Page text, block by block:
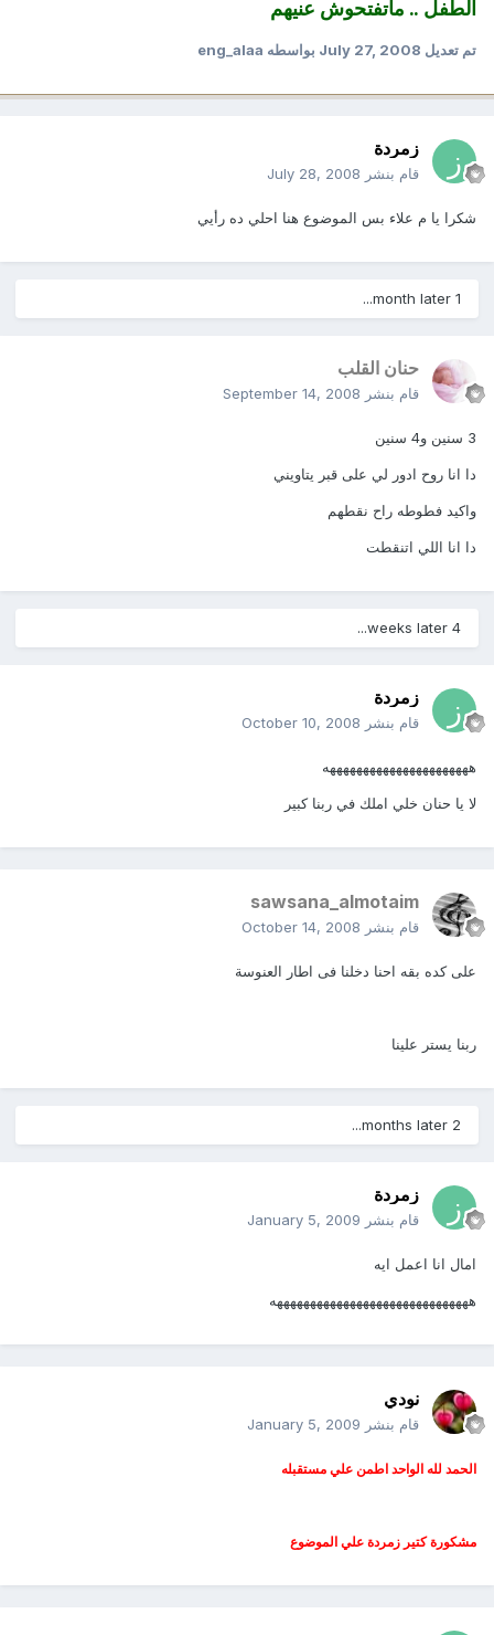
الطفل .. ماتفتحوش عنيهم
تم تعديلJuly 27, 2008بواسطه eng_alaa
زمردة
قام بنشر July 28, 2008
شكرا يا م علاء بس الموضوع هنا احلي ده رأيي
حنان القلب
قام بنشر September 14, 2008
3 سنين و4 سنين
دا انا روح ادور لي على قبر يتاويني
واكيد فطوطه راح نقطهم
دا انا اللي اتنقطت
4 weeks later...
زمردة
قام بنشر October 10, 2008
ههههههههههههههههههههههه
لا يا حنان خلي املك في ربنا كبير
sawsana_almotaim
قام بنشر October 14, 2008
على كده بقه احنا دخلنا فى اطار العنوسة
ربنا يستر علينا
2 months later...
زمردة
قام بنشر January 5, 2009
امال انا اعمل ايه
ههههههههههههههههههههههههههههههه
نودي
قام بنشر January 5, 2009
الحمد لله الواحد اطمن علي مستقبله
مشكورة كتير زمردة علي الموضوع